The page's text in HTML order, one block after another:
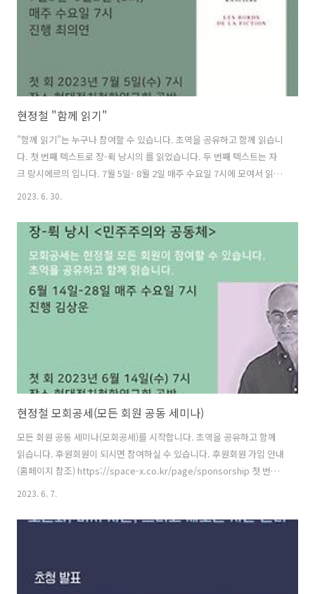
현정철 "함께 읽기"
"함께 읽기"는 누구나 참여할 수 있습니다. 초역을 공유하고 함께 읽습니
다. 첫 번째 텍스트로 장-뤽 낭시의 를 읽었습니다. 두 번째 텍스트는 자
크 랑시에르의 입니다. 7월 5일- 8월 2일 매주 수요일 7시에 모여서 읽습
니다(총 5회). 번역과 진행은 최의연 선생님이 맡습니다. 첫 회: 2023년 7
로 41길, 2층) * 줌은 열지 않습니다. * 참가비: 비회원 1회 기준 5,000원
(카카오뱅크 3333-11-6041114. 예금주 황재민) * 후원회원 무료.
https://forms.gle/QgY55FLPjMqWKosMA 문의: 김정한
multitude@naver.com / 010-8372-1917
2023. 6. 30.
현정철 모회공세(모든 회원 공동 세미나)
모든 회원 공동 세미나(모회공세)를 시작합니다. 초역을 공유하고 함께
읽습니다. 후원회원이 되시면 참여하실 수 있습니다. 후원회원 가입 안내
(홈페이지 참조) https://space-x.co.kr/page/sponsorship 첫 번째
텍스트는 장-뤽 낭시의 입니다. 6월 14일-28일 매주 수요일 7시-10시에
14일(수) 저녁 7시 장소: 현대정치철학연구회 공방 (서울 마포구 동교로
multitude@naver.com / 010-8372-1917
2023. 6. 7.